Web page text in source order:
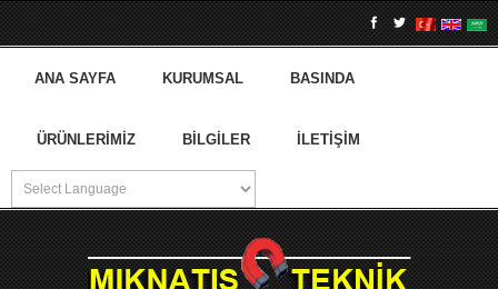
ANA SAYFA KURUMSAL BASINDA
ÜRÜNLERIMIZ BILGILER İLETIŞIM